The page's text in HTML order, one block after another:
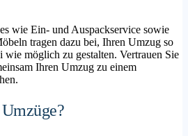
wie Ein- und Auspackservice sowie
tragen dazu bei, Ihren Umzug so
wie möglich zu gestalten. Vertrauen Sie
Ihren Umzug zu einem